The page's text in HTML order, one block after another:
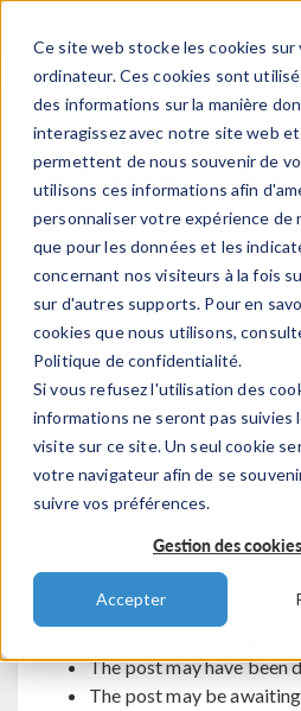
Ce site web stocke les cookies sur
ordinateur. Ces cookies sont
des informations sur la manière
interagissez avec notre site web
permettent de nous souvenir de
utilisons ces informations afin
personnaliser votre expérience de
que pour les données et les
concernant nos visiteurs à la fois
sur d'autres supports. Pour en
cookies que nous utilisons,
Politique de confidentialité.
Si vous refusez l'utilisation des
informations ne seront pas suivies
visite sur ce site. Un seul cookie
votre navigateur afin de se
suivre vos préférences.
Gestion des cookies
Accepter
Discussion Forum
This forum post
viewed
The post you are trying to
Possible reasons:
The post may have been
The post may be